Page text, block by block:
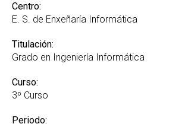
GREI
Centro:
E. S. de Enxeñaría Informática
Titulación:
Grado en Ingeniería Informática
Curso:
3º Curso
Periodo: